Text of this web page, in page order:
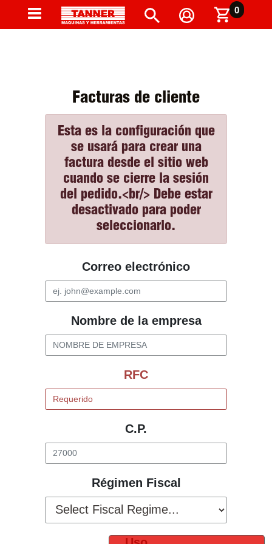
0
Facturas de cliente
Esta es la configuración que
se usará para crear una
factura desde el sitio web
cuando se cierre la sesión
del pedido.<br/> Debe estar
desactivado para poder
seleccionarlo.
Correo electrónico
Nombre de la empresa
RFC
C.P.
Régimen Fiscal